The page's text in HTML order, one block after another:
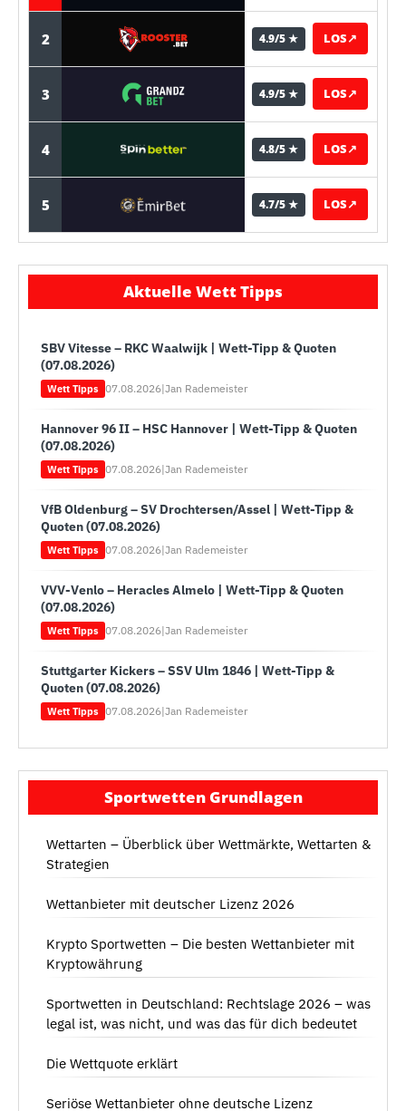
2 4.9/5 ★ LOS↗
3 4.9/5 ★ LOS↗
4 4.8/5 ★ LOS↗
5 4.7/5 ★ LOS↗
Aktuelle Wett Tipps
SBV Vitesse – RKC Waalwijk | Wett-Tipp & Quoten
(07.08.2026)
Wett Tipps 07.08.2026|Jan Rademeister
Hannover 96 II – HSC Hannover | Wett-Tipp & Quoten
(07.08.2026)
Wett Tipps 07.08.2026|Jan Rademeister
VfB Oldenburg – SV Drochtersen/Assel | Wett-Tipp &
Quoten (07.08.2026)
Wett Tipps 07.08.2026|Jan Rademeister
VVV-Venlo – Heracles Almelo | Wett-Tipp & Quoten
(07.08.2026)
Wett Tipps 07.08.2026|Jan Rademeister
Stuttgarter Kickers – SSV Ulm 1846 | Wett-Tipp &
Quoten (07.08.2026)
Wett Tipps 07.08.2026|Jan Rademeister
Sportwetten Grundlagen
Wettarten – Überblick über Wettmärkte, Wettarten &
Strategien
Wettanbieter mit deutscher Lizenz 2026
Krypto Sportwetten – Die besten Wettanbieter mit
Kryptowährung
Sportwetten in Deutschland: Rechtslage 2026 – was
legal ist, was nicht, und was das für dich bedeutet
Die Wettquote erklärt
Seriöse Wettanbieter ohne deutsche Lizenz